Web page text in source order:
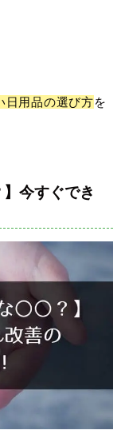
日用品の選び方を
】今すぐでき